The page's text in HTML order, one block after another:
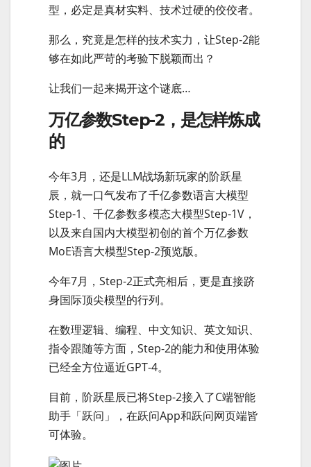
型，必定是真材实料、技术过硬的佼佼者。
那么，究竟是怎样的技术实力，让Step-2能
够在如此严苛的考验下脱颖而出？
让我们一起来揭开这个谜底…
万亿参数Step-2，是怎样炼成
的
今年3月，还是LLM战场新玩家的阶跃星
辰，就一口气发布了千亿参数语言大模型
Step-1、千亿参数多模态大模型Step-1V，
以及来自国内大模型初创的首个万亿参数
MoE语言大模型Step-2预览版。
今年7月，Step-2正式亮相后，更是直接跻
身国际顶尖模型的行列。
在数理逻辑、编程、中文知识、英文知识、
指令跟随等方面，Step-2的能力和使用体验
已经全方位逼近GPT-4。
目前，阶跃星辰已将Step-2接入了C端智能
助手「跃问」，在跃问App和跃问网页端皆
可体验。